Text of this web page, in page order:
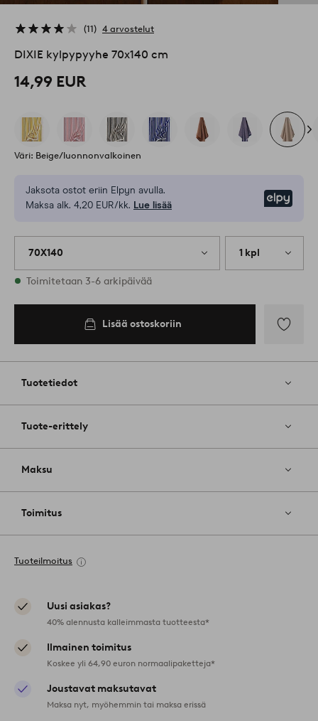
11 4 arvostelut
DIXIE kylpypyyhe 70x140 cm
14,99 EUR
Väri: Beige/luonnonvalkoinen
Jaksota ostot eriin Elpyn avulla.
Maksa alk. 4,20 EUR/kk. Lue lisää
70X140 1 kpl
Varastossa
Toimitetaan 3-6 arkipäivää
Lisää ostoskoriin
Tuotetiedot
Tuote-erittely
Maksu
Toimitus
Tuoteilmoitus
Uusi asiakas?
40% alennusta kalleimmasta tuotteesta*
Ilmainen toimitus
Koskee yli 64,90 euron normaalipaketteja*
Joustavat maksutavat
Maksa nyt, myöhemmin tai maksa erissä